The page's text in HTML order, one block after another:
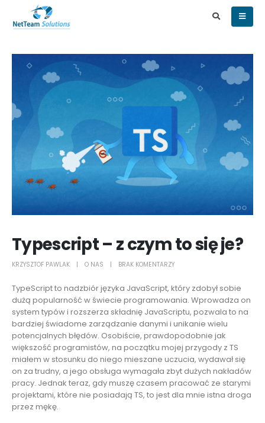
Typescript – z czym to się je?
KRZYSZTOF PAWLAK O NAS BRAK KOMENTARZY
TypeScript to nadzbiór języka JavaScript, który zdobył sobie
dużą popularność w świecie programowania. Wprowadza on
system typów i rozszerza składnię JavaScriptu, pozwala to na
bardziej świadome zarządzanie danymi i unikanie wielu
potencjalnych błędów. Osobiście, prawdopodobnie jak
większość programistów, na początku mojej przygody z TS
miałem w stosunku do niego mieszane uczucia, wydawał się
on za trudny, a jego obsługa wymagała zbyt dużych nakładów
pracy. Jednak teraz, gdy muszę czasem pracować ze starymi
projektami, które nie posiadają TS, to jest dla mnie istna droga
przez mękę.